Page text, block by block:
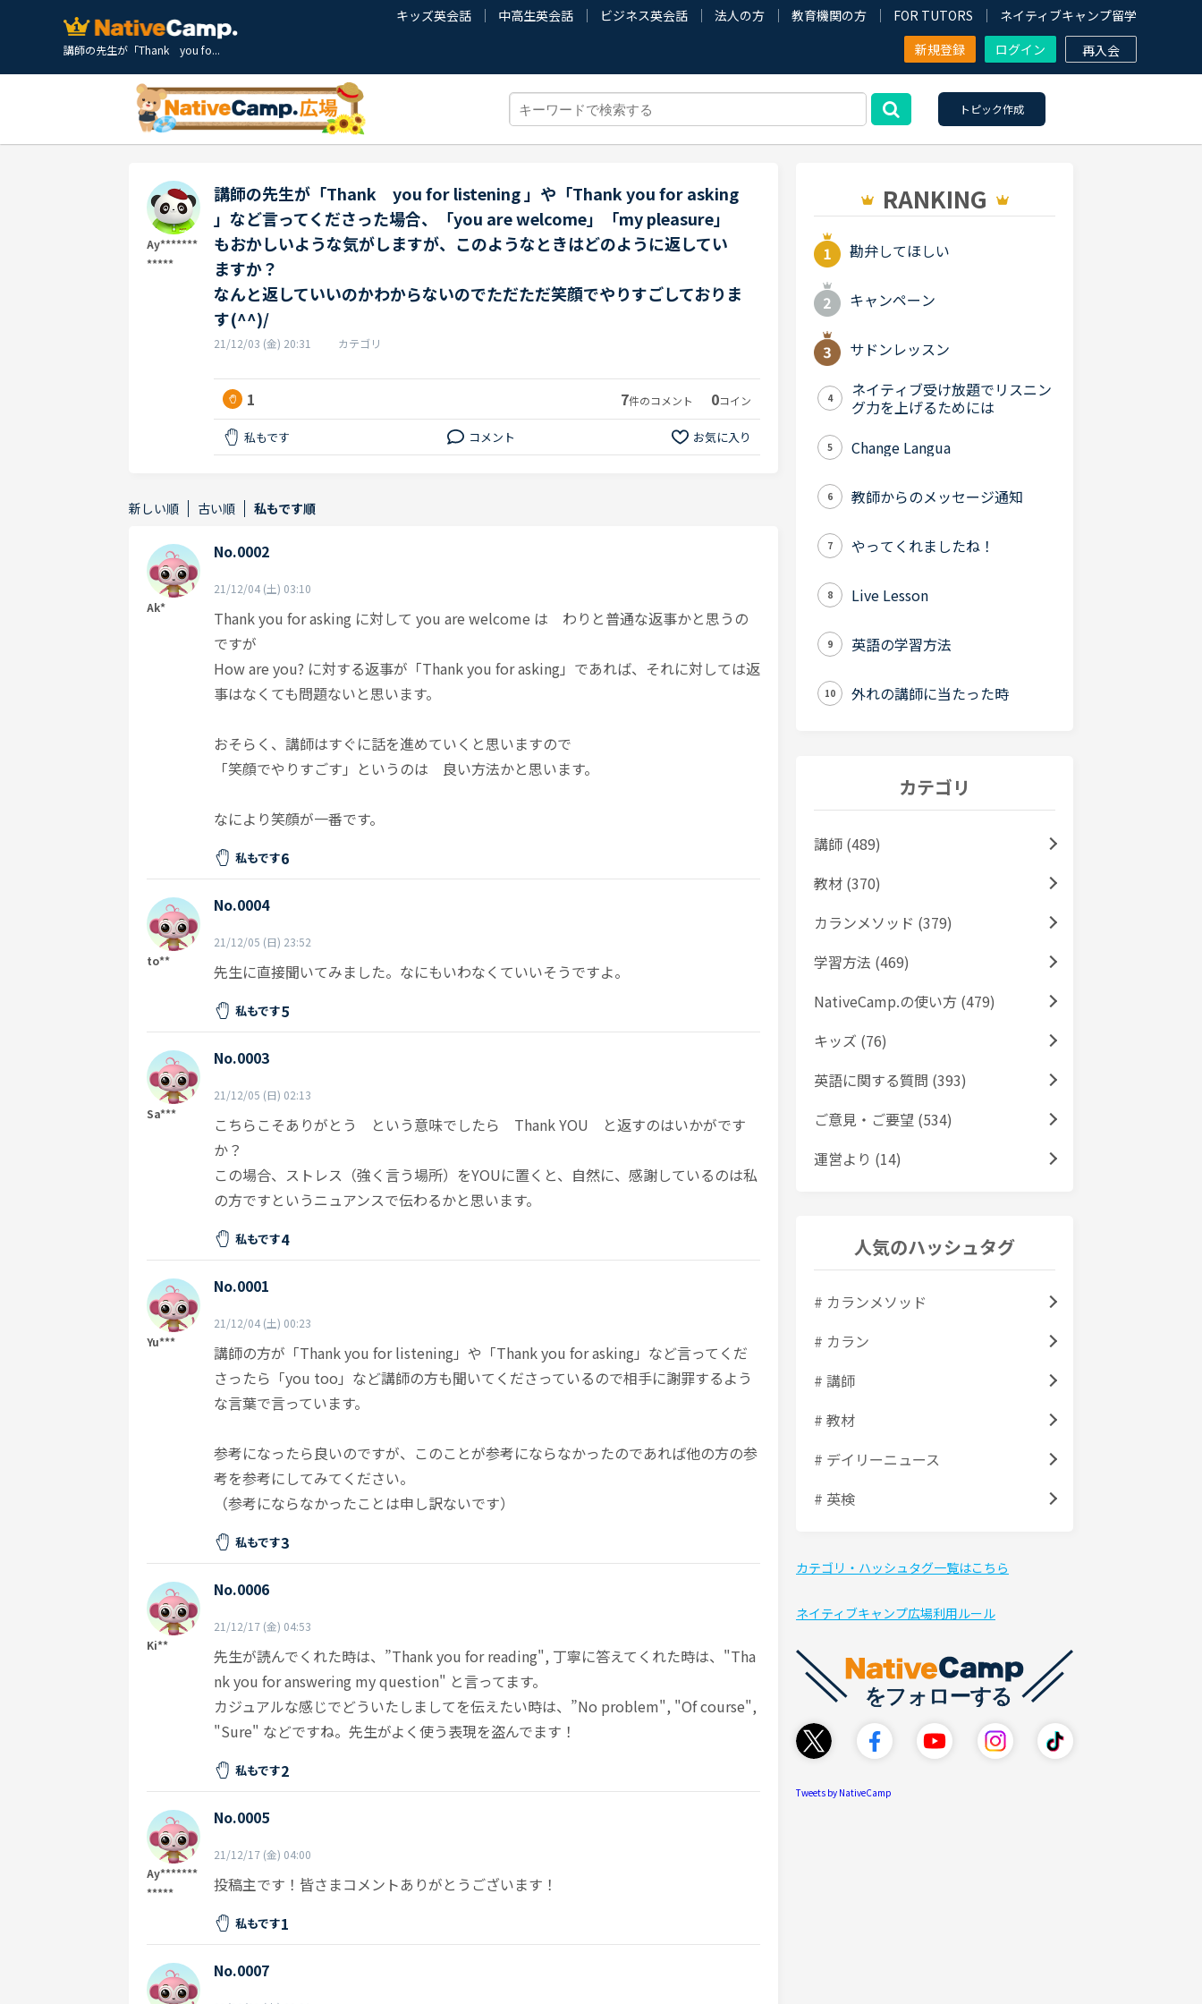
講師の先生が「Thank you fo...
キッズ英会話 中高生英会話 ビジネス英会話 法人の方 教育機関の方 FOR TUTORS
ネイティブキャンプ留学
新規登録
ログイン 再入会
トピック作成
Ay*******
*****
講師の先生が「Thank you for listening 」や「Thank you for asking
」など言ってくださった場合、「you are welcome」「my pleasure」
もおかしいような気がしますが、このようなときはどのように返してい
ますか？
なんと返していいのかわからないのでただただ笑顔でやりすごしておりま
す(^^)/
21/12/03 (金) 20:31 カテゴリ
1 7件のコメント 0コイン
私もです コメント お気に入り
新しい順 古い順 私もです順
Ak*
No.0002
21/12/04 (土) 03:10
Thank you for asking に対して you are welcome は わりと普通な返事かと思うの
ですが
How are you? に対する返事が「Thank you for asking」であれば、それに対しては返
事はなくても問題ないと思います。
おそらく、講師はすぐに話を進めていくと思いますので
「笑顔でやりすごす」というのは 良い方法かと思います。
なにより笑顔が一番です。
私もです6
to**
No.0004
21/12/05 (日) 23:52
先生に直接聞いてみました。なにもいわなくていいそうですよ。
私もです5
Sa***
No.0003
21/12/05 (日) 02:13
こちらこそありがとう という意味でしたら Thank YOU と返すのはいかがです
か？
この場合、ストレス（強く言う場所）をYOUに置くと、自然に、感謝しているのは私
の方ですというニュアンスで伝わるかと思います。
私もです4
Yu***
No.0001
21/12/04 (土) 00:23
講師の方が「Thank you for listening」や「Thank you for asking」など言ってくだ
さったら「you too」など講師の方も聞いてくださっているので相手に謝罪するよう
な言葉で言っています。
参考になったら良いのですが、このことが参考にならなかったのであれば他の方の参
考を参考にしてみてください。
（参考にならなかったことは申し訳ないです）
私もです3
Ki**
No.0006
21/12/17 (金) 04:53
先生が読んでくれた時は、”Thank you for reading", 丁寧に答えてくれた時は、"Tha
nk you for answering my question" と言ってます。
カジュアルな感じでどういたしましてを伝えたい時は、”No problem", "Of course",
"Sure" などですね。先生がよく使う表現を盗んでます！
私もです2
Ay*******
*****
No.0005
21/12/17 (金) 04:00
投稿主です！皆さまコメントありがとうございます！
私もです1
No.0007
RANKING
勘弁してほしい
キャンペーン
サドンレッスン
4
ネイティブ受け放題でリスニン
グ力を上げるためには
5 Change Langua
6 教師からのメッセージ通知
7 やってくれましたね！
8 Live Lesson
9 英語の学習方法
10 外れの講師に当たった時
カテゴリ
講師 (489)
教材 (370)
カランメソッド (379)
学習方法 (469)
NativeCamp.の使い方 (479)
キッズ (76)
英語に関する質問 (393)
ご意見・ご要望 (534)
運営より (14)
人気のハッシュタグ
# カランメソッド
# カラン
# 講師
# 教材
# デイリーニュース
# 英検
カテゴリ・ハッシュタグ一覧はこちら
ネイティブキャンプ広場利用ルール
Tweets by NativeCamp